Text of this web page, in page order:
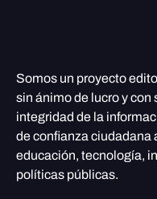
Somos un proyecto
sin ánimo de lucro y con
integridad de la
de confianza ciudadana
educación, tecnología,
políticas públicas.